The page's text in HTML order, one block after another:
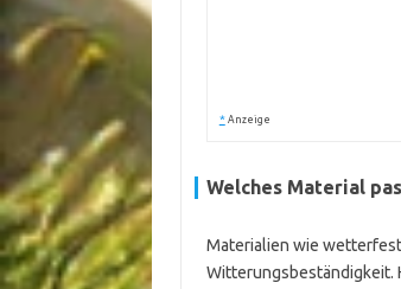
* Anzeige
Welches Material
Materialien wie
Witterungsbeständigkeit.